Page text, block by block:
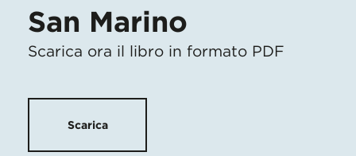
San Marino
Scarica ora il libro in formato PDF
Scarica